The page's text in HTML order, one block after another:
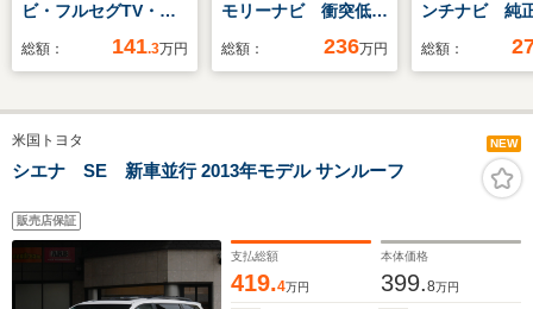
ビ・フルセグTV・
Bluetooth接続・音楽
ター・コーナーセンサ
ー・充電用USBジャ
ック・ETC・LEDヘッ
ー車
総額： 141.3万円
モリーナビ 衝突低減
ブレーキ 両側電動ス
純正15インチアルミ
総額： 236万円
ンチナビ 純
ンチフリップ
側パワースラ
ア LED 純
ンチAW ス
グスイッチ
総額：
米国トヨタ NEW
シエナ SE 新車並行 2013年モデル サンルーフ
販売店保証
支払総額
419.4万円
本体価格
399.8万円